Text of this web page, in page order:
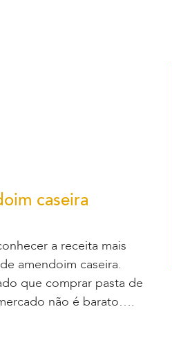
caseira
a receita mais
amendoim caseira.
que comprar pasta de
não é barato….